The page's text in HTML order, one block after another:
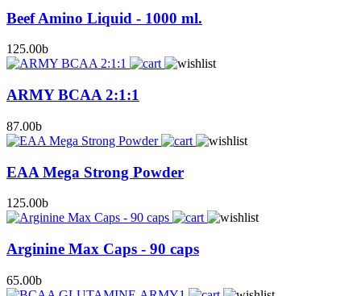
Beef Amino Liquid - 1000 ml.
125.00b
ARMY BCAA 2:1:1
87.00b
EAA Mega Strong Powder
125.00b
Arginine Max Caps - 90 caps
65.00b